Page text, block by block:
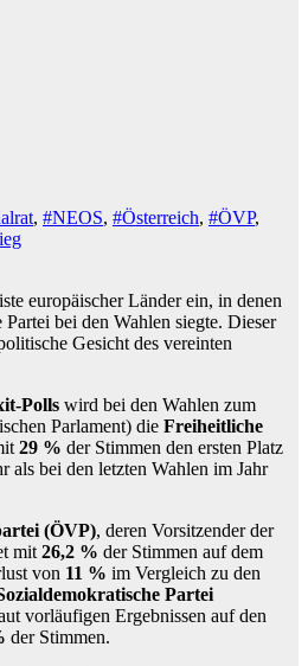
, #NEOS, #Österreich, #ÖVP,
europäischer Länder ein, in denen
bei den Wahlen siegte. Dieser
Gesicht des vereinten
Polls wird bei den Wahlen zum
Parlament) die Freiheitliche
29 % der Stimmen den ersten Platz
als bei den letzten Wahlen im Jahr
(ÖVP), deren Vorsitzender der
mit26,2 % der Stimmen auf dem
von 11 % im Vergleich zu den
Partei
vorläufigen Ergebnissen auf den
der Stimmen.